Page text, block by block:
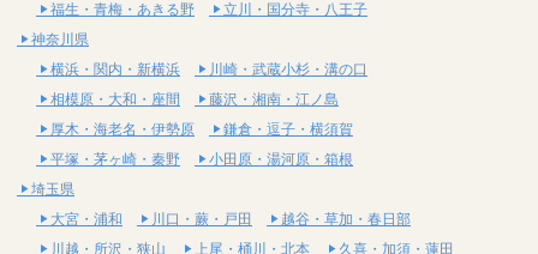
福生・青梅・あきる野
立川・国分寺・八王子
神奈川県
横浜・関内・新横浜
川崎・武蔵小杉・溝の口
相模原・大和・座間
藤沢・湘南・江ノ島
厚木・海老名・伊勢原
鎌倉・逗子・横須賀
平塚・茅ヶ崎・秦野
小田原・湯河原・箱根
埼玉県
大宮・浦和
川口・蕨・戸田
越谷・草加・春日部
川越・所沢・狭山
上尾・桶川・北本 久喜・加須・蓮田